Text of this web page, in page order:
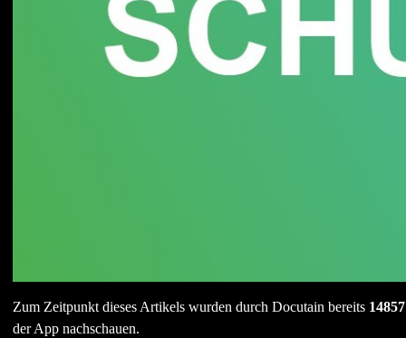
Zum Zeitpunkt dieses Artikels wurden durch Docutain bereits
der App nachschauen.